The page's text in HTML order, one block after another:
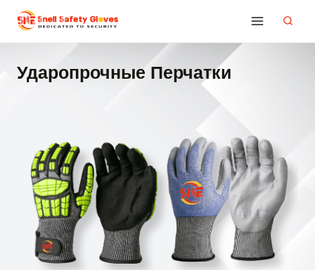
Перейти
содержимому
Ударопрочные Перчатки